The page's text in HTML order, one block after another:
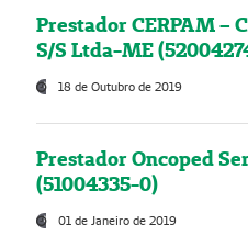
Prestador CERPAM –
S/S Ltda-ME
18 de Outubro de 2019
Prestador Oncoped
(51004335-0)
01 de Janeiro de 2019